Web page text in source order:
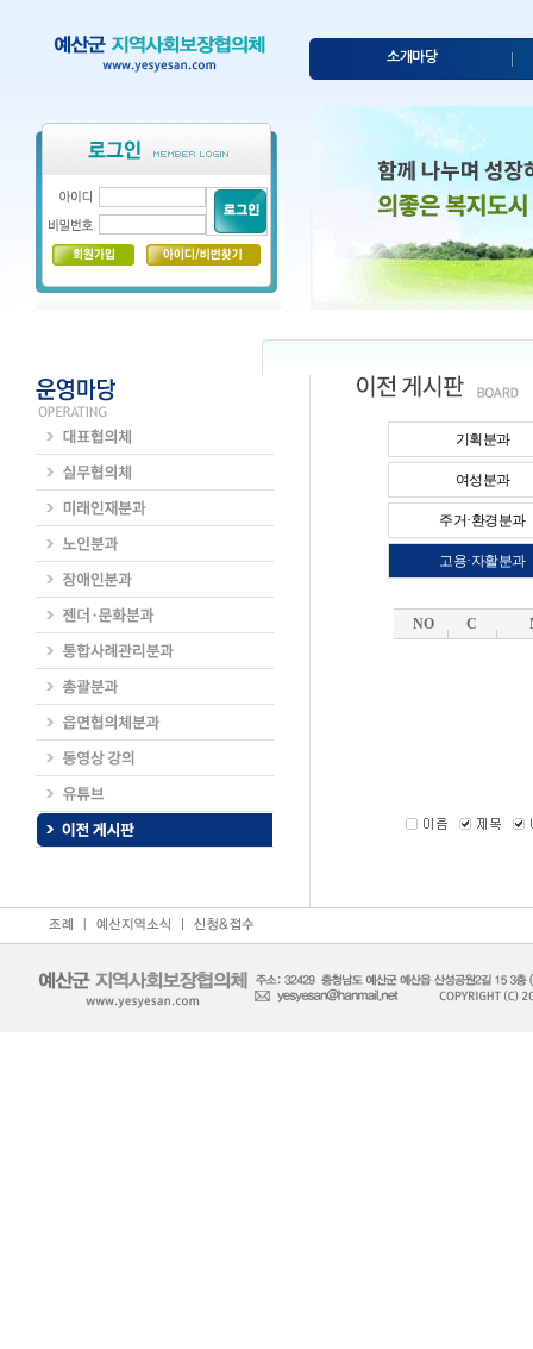
소개마당
기획분과
여성분과
주거·환경분과
고용·자활분과
NO C